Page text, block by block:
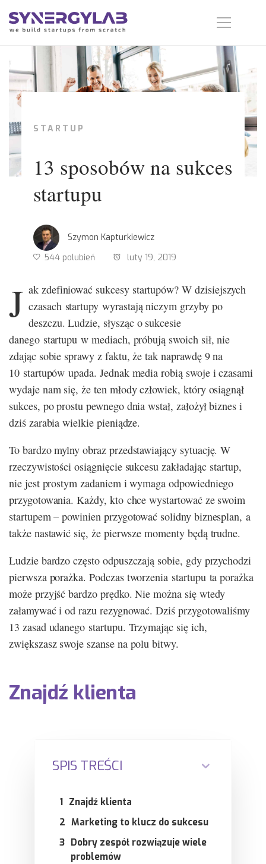
STARTUP
13 sposobów na sukces
startupu
Szymon Kapturkiewicz
544 polubień
luty 19, 2019
J ak zdefiniować sukcesy startupów? W dzisiejszych
czasach startupy wyrastają niczym grzyby po
deszczu. Ludzie, słysząc o sukcesie
danego startupu w mediach, próbują swoich sił, nie
zdając sobie sprawy z faktu, że tak naprawdę 9 na
10 startupów upada. Jednak media robią swoje i czasami
wydaje nam się, że ten młody człowiek, który osiągnął
sukces, po prostu pewnego dnia wstał, założył biznes i
dziś zarabia wielkie pieniądze.
To bardzo mylny obraz przedstawiający sytuację. W
rzeczywistości osiągnięcie sukcesu zakładając startup,
nie jest prostym zadaniem i wymaga odpowiedniego
przygotowania. Każdy, kto chce wystartować ze swoim
startupem – powinien przygotować solidny biznesplan, a
także nastawić się, że pierwsze momenty będą trudne.
Ludzie bardzo często odpuszczają sobie, gdy przychodzi
pierwsza porażka. Podczas tworzenia startupu ta porażka
może przyjść bardzo prędko. Nie można się wtedy
załamywać i od razu rezygnować. Dziś przygotowaliśmy
13 zasad udanego startupu. Trzymając się ich,
zwiększasz swoje szanse na polu bitwy.
Znajdź klienta
SPIS TREŚCI
Znajdź klienta
Marketing to klucz do sukcesu
Dobry zespół rozwiązuje wiele
problemów